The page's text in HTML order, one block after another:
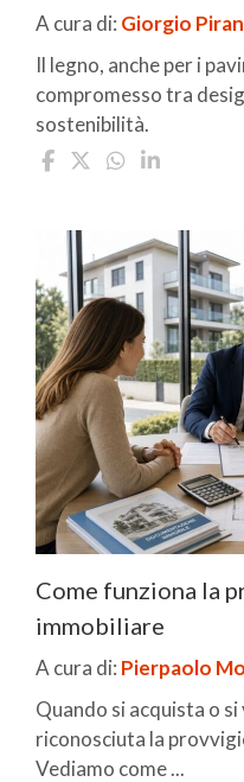
A cura di: Giorgio
Il legno, anche per i
compromesso tra
sostenibilità.
Come funziona la
immobiliare
A cura di: Pierpaolo
Quando si acquista o
riconosciuta la
Vediamo come ...